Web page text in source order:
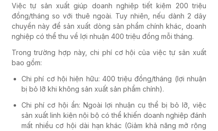
Việc tự sản xuất giúp doanh nghiệp tiết kiệm 200 triệu
đồng/tháng so với thuê ngoài. Tuy nhiên, nếu dành 2 dây
chuyền này để sản xuất dòng sản phẩm chính khác, doanh
nghiệp có thể thu về lợi nhuận 400 triệu đồng mỗi tháng.
Trong trường hợp này, chi phí cơ hội của việc tự sản xuất
bao gồm:
Chi phí cơ hội hiện hữu: 400 triệu đồng/tháng (lợi nhuận
bị bỏ lỡ khi không sản xuất sản phẩm chính).
Chi phí cơ hội ẩn: Ngoài lợi nhuận cụ thể bị bỏ lỡ, việc
sản xuất linh kiện nội bộ có thể khiến doanh nghiệp đánh
mất nhiều cơ hội dài hạn khác (Giảm khả năng mở rộng